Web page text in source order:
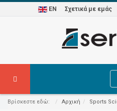
EN Σχετικά με εμάς
Βρίσκεστε εδώ: Αρχική Sports